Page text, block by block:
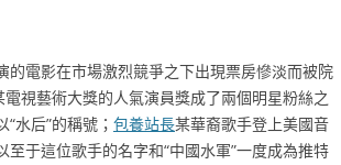
的電影在市場激烈競爭之下出現票房慘淡而被院
視藝術大獎的人氣演員獎成了兩個明星粉絲之
水后”的稱號； 包養站長某華裔歌手登上美國音
于這位歌手的名字和“中國水軍”一度成為推特